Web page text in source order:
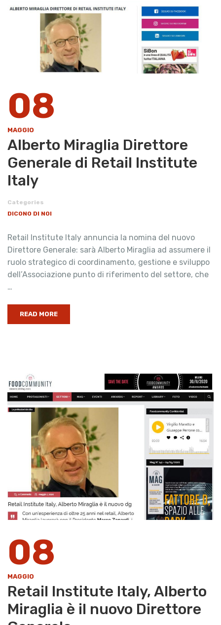
08
MAGGIO
Alberto Miraglia Direttore
Generale di Retail Institute
Italy
Categories
DICONO DI NOI
Retail Institute Italy annuncia la nomina del nuovo
Direttore Generale: sarà Alberto Miraglia ad assumere il
ruolo strategico di coordinamento, gestione e sviluppo
dell’Associazione punto di riferimento del settore, che
…
READ MORE
08
MAGGIO
Retail Institute Italy, Alberto
Miraglia è il nuovo Direttore